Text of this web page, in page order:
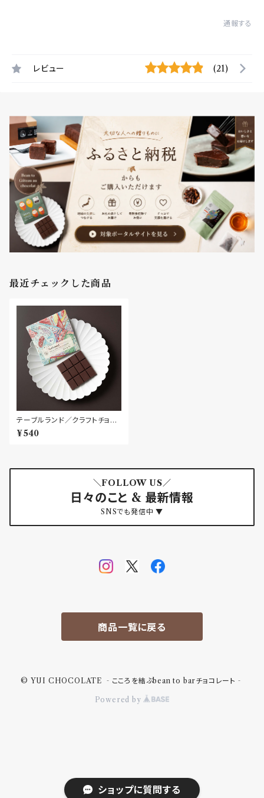
通報する
レビュー (21)
ショップに質問する
最近チェックした商品
テーブルランド／クラフトチョコ
レートバー
¥540
＼FOLLOW US／
日々のこと & 最新情報
SNSでも発信中 ▼
商品一覧に戻る
© YUI CHOCOLATE ‐こころを結ぶbean to barチョコレート‐
Powered by